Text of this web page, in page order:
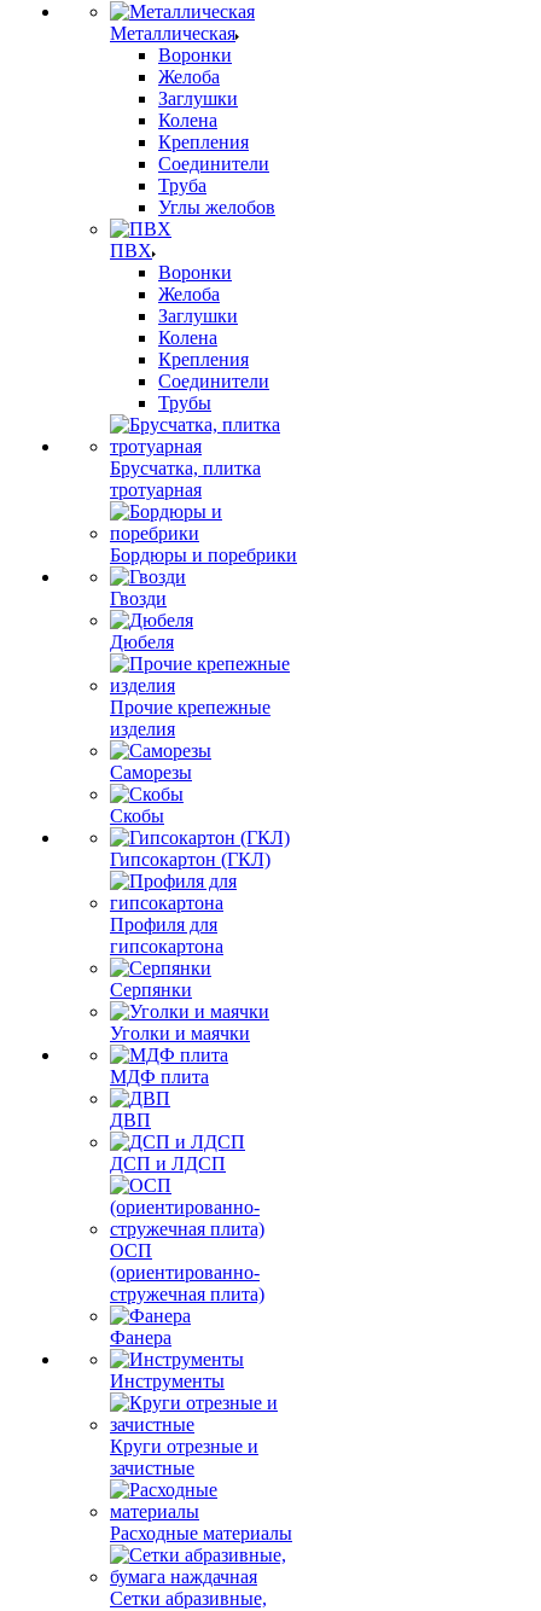
Металлическая
Воронки
Желоба
Заглушки
Колена
Крепления
Соединители
Труба
Углы желобов
ПВХ
Воронки
Желоба
Заглушки
Колена
Крепления
Соединители
Трубы
Брусчатка, плитка
тротуарная
Бордюры и поребрики
Гвозди
Дюбеля
Прочие крепежные
изделия
Саморезы
Скобы
Гипсокартон (ГКЛ)
Профиля для
гипсокартона
Серпянки
Уголки и маячки
МДФ плита
ДВП
ДСП и ЛДСП
ОСП
(ориентированно-
стружечная плита)
Фанера
Инструменты
Круги отрезные и
зачистные
Расходные материалы
Сетки абразивные,